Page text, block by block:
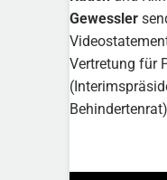
Gewessler
Vertretung für